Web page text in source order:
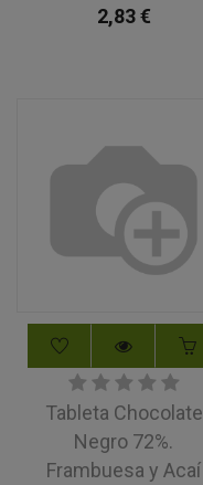
2,83€
Tableta Chocolate
Negro 72%.
Frambuesa y Acaí